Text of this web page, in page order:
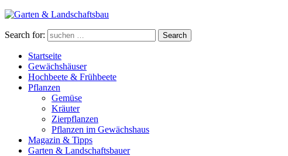
Search for: Search
Startseite
Gewächshäuser
Hochbeete & Frühbeete
Pflanzen
Gemüse
Kräuter
Zierpflanzen
Pflanzen im Gewächshaus
Magazin & Tipps
Garten & Landschaftsbauer